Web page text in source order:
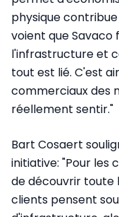
physique
voient que Savaco
l'infrastructure et
tout est lié. C'est
commerciaux des
réellement sentir."
Bart Cosaert
initiative: "Pour les
de découvrir toute
clients pensent